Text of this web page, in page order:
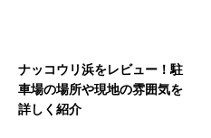
ナッコウリ浜をレビュー！駐
車場の場所や現地の雰囲気を
詳しく紹介